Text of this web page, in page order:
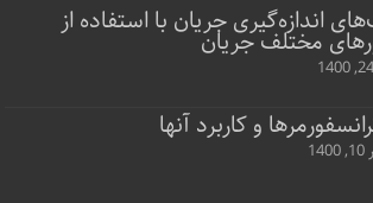
اندازه‌گیری جریان با استفاده از
مختلف جریان
و کاربرد آنها